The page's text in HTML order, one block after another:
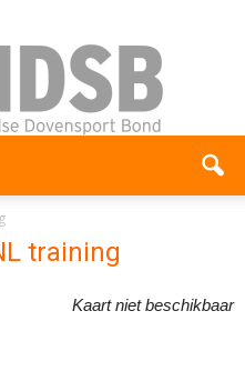
training
Kaart niet beschikbaar